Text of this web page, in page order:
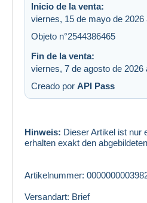
Inicio de la venta:
viernes, 15 de mayo de 2026
Objeto n°2544386465
Fin de la venta:
viernes, 7 de agosto de 2026
Creado por API Pass
Hinweis: Dieser Artikel ist nur
erhalten exakt den
Artikelnummer:
Versandart: Brief